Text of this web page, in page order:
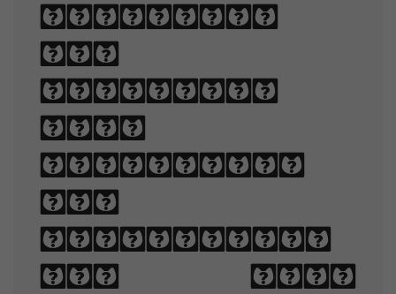
readable,
and
appealing
when
displayed.
The
arrangement
of type